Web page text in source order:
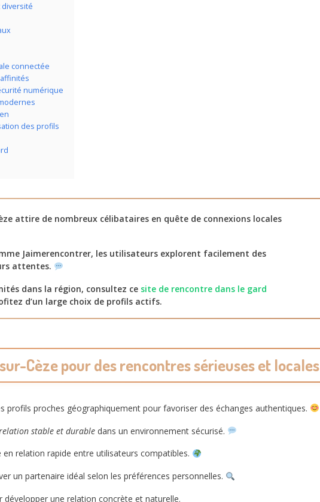
connectée
numérique
des profils
attire de nombreux célibataires en quête de connexions locales
Jaimerencontrer, les utilisateurs explorent facilement des
attentes.
dans la région, consultez ce site de rencontre dans le gard
d’un large choix de profils actifs.
Cèze pour des rencontres sérieuses et locales
profils proches géographiquement pour favoriser des échanges authentiques.
stable et durable dans un environnement sécurisé.
relation rapide entre utilisateurs compatibles.
un partenaire idéal selon les préférences personnelles.
une relation concrète et naturelle.